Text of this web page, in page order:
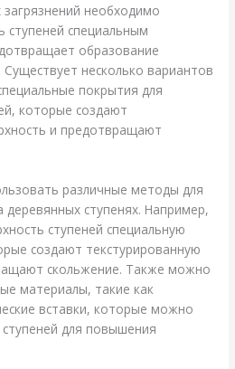
необходимо
ступеней специальным
образование
Существует несколько вариантов
покрытия для
которые создают
и предотвращают
различные методы для
ступенях. Например,
ступеней специальную
создают текстурированную
скольжение. Также можно
материалы, такие как
вставки, которые можно
для повышения